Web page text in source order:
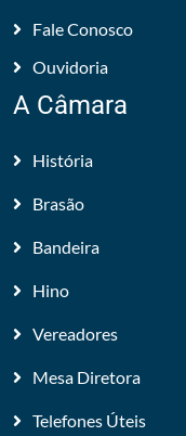
Fale Conosco
Ouvidoria
A Câmara
História
Brasão
Bandeira
Hino
Vereadores
Mesa Diretora
Telefones Úteis